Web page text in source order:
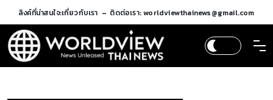
ลิงค์ที่น่าสนใจ:เกี่ยวกับเรา ติดต่อเรา: worldviewthainews@gmail.com